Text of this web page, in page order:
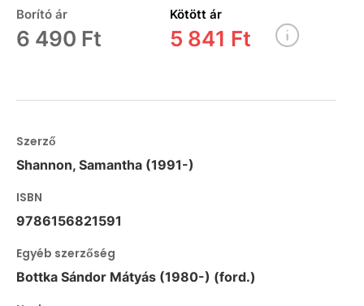
Borító ár
6 490 Ft
Kötött ár
5 841 Ft
Szerző
Shannon, Samantha (1991-)
ISBN
9786156821591
Egyéb szerzőség
Bottka Sándor Mátyás (1980-) (ford.)